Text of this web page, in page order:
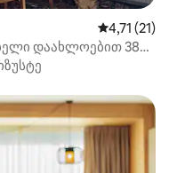
საშუალო
4,71 (21)
დაახლოებით 38